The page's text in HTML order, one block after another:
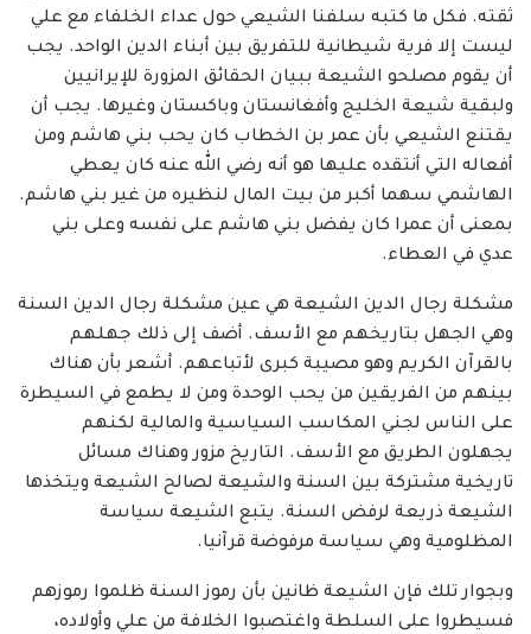
ثقته. فكل ما كتبه سلفنا الشيعي حول عداء الخلفاء مع علي
ليست إلا فرية شيطانية للتفريق بين أبناء الدين الواحد. يجب
أن يقوم مصلحو الشيعة ببيان الحقائق المزورة للإيرانيين
ولبقية شيعة الخليج وأفغانستان وباكستان وغيرها. يجب أن
يقتنع الشيعي بأن عمر بن الخطاب كان يحب بني هاشم ومن
أفعاله التي أنتقده عليها هو أنه رضي الله عنه كان يعطي
الهاشمي سهما أكبر من بيت المال لنظيره من غير بني هاشم.
بمعنى أن عمرا كان يفضل بني هاشم على نفسه وعلى بني
عدي في العطاء.
مشكلة رجال الدين الشيعة هي عين مشكلة رجال الدين السنة
وهي الجهل بتاريخهم مع الأسف. أضف إلى ذلك جهلهم
بالقرآن الكريم وهو مصيبة كبرى لأتباعهم. أشعر بأن هناك
بينهم من الفريقين من يحب الوحدة ومن لا يطمع في السيطرة
على الناس لجني المكاسب السياسية والمالية لكنهم
يجهلون الطريق مع الأسف. التاريخ مزور وهناك مسائل
تاريخية مشتركة بين السنة والشيعة لصالح الشيعة ويتخذها
الشيعة ذريعة لرفض السنة. يتبع الشيعة سياسة
المظلومية وهي سياسة مرفوضة قرآنيا.
وبجوار تلك فإن الشيعة ظانين بأن رموز السنة ظلموا رموزهم
فسيطروا على السلطة واغتصبوا الخلافة من علي وأولاده،